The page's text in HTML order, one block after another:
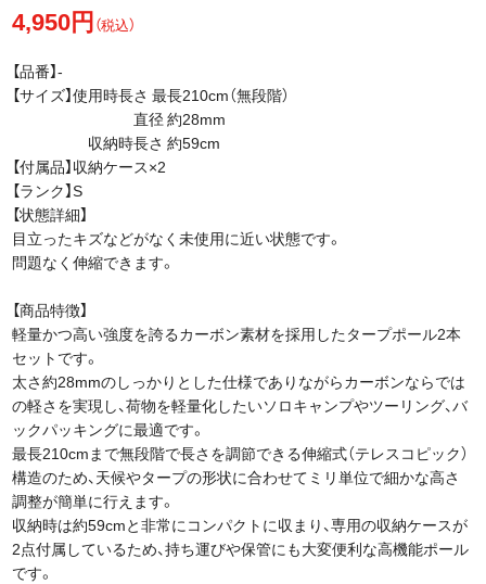
4,950円（税込）
【品番】-
【サイズ】使用時長さ 最長210cm（無段階）
直径 約28mm
収納時長さ 約59cm
【付属品】収納ケース×2
【ランク】S
【状態詳細】
目立ったキズなどがなく未使用に近い状態です。
問題なく伸縮できます。
【商品特徴】
軽量かつ高い強度を誇るカーボン素材を採用したタープポール2本
セットです。
太さ約28mmのしっかりとした仕様でありながらカーボンならでは
の軽さを実現し、荷物を軽量化したいソロキャンプやツーリング、バ
ックパッキングに最適です。
最長210cmまで無段階で長さを調節できる伸縮式（テレスコピック）
構造のため、天候やタープの形状に合わせてミリ単位で細かな高さ
調整が簡単に行えます。
収納時は約59cmと非常にコンパクトに収まり、専用の収納ケースが
2点付属しているため、持ち運びや保管にも大変便利な高機能ポール
です。